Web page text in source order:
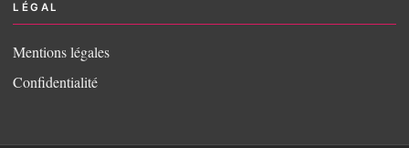
LÉGAL
Mentions légales
Confidentialité